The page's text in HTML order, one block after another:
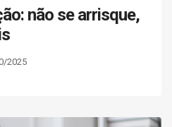
não se arrisque,
2025